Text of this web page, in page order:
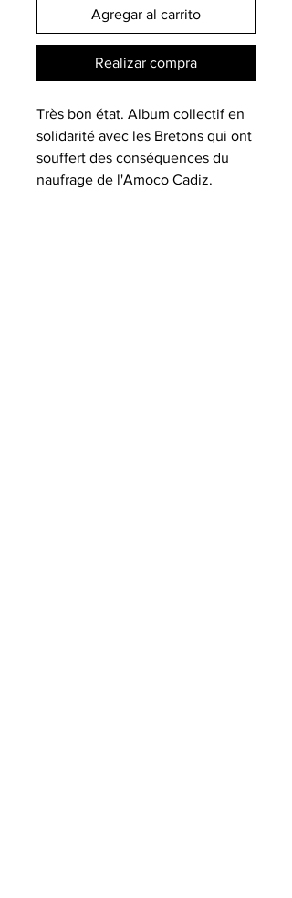
Agregar al carrito
Realizar compra
Très bon état. Album collectif en
solidarité avec les Bretons qui ont
souffert des conséquences du
naufrage de l'Amoco Cadiz.